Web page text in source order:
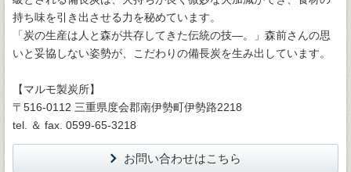
持ち味を引き出させる力を秘めています。
「炭の生産は人と森が共存してきた伝統の技―。」森前さんの思
いと妥協しない姿勢が、こだわりの備長炭を生み出しています。
【マルモ製炭所】
〒516-0112 三重県度会郡南伊勢町伊勢路2218
tel. ＆ fax. 0599-65-3218
お問い合わせはこちら